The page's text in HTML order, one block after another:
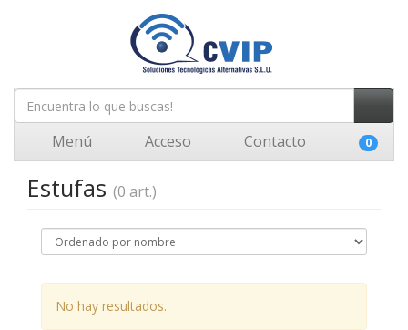
Menú Acceso Contacto 0
Estufas (0 art.)
No hay resultados.